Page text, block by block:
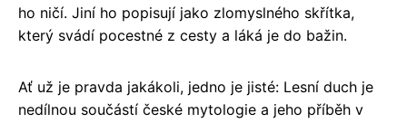
ho ničí. Jiní ho popisují jako zlomyslného skřítka,
který svádí pocestné z cesty a láká je do bažin.
Ať už je pravda jakákoli, jedno je jisté: Lesní duch je
nedílnou součástí české mytologie a jeho příběh v